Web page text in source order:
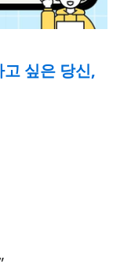
싶은 당신,